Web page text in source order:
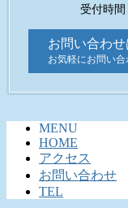
受付時間
お問い合わ
お気軽にお問い合
MENU
HOME
アクセス
お問い合わせ
TEL